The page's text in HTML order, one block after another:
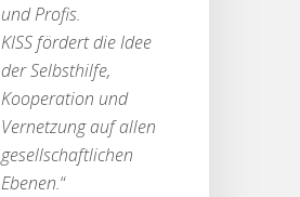
und Profis.
KISS fördert die Idee
der Selbsthilfe,
Kooperation und
Vernetzung auf allen
gesellschaftlichen
Ebenen.“